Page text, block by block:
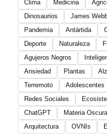
Clima
Medicina
Dinosaurios
James
Pandemia
Antártida
Deporte
Naturaleza
Agujeros Negros
Ansiedad
Plantas
Terremoto
Adolescentes
Redes Sociales
ChatGPT
Materia Oscura
Arquitectura
OVNIs